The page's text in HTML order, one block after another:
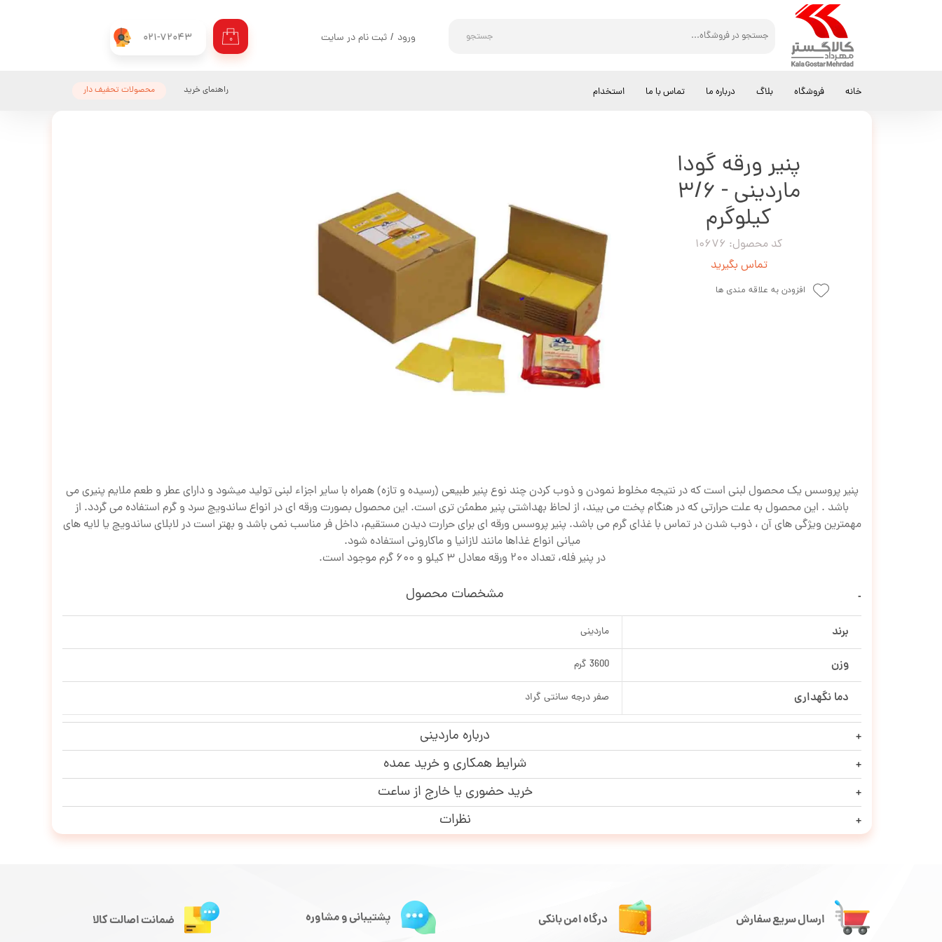
021-72043 جستجو ۰ ورود / ثبت نام در سایت
خانه فروشگاه بلاگ درباره ما تماس با ما استخدام محصولات تحفیف دار راهنمای خرید کالاگستر مهرداد پنیر ورقه پنیر ورقه گودا ماردینی - 3/6 کیلوگرم
پنیر ورقه گودا
ماردینی - 3/6
کیلوگرم
کد محصول: 10676
تماس بگیرید
افزودن به علاقه مندی ها
پنیر پروسس یك محصول لبنی است که در نتیجه مخلوط نمودن و ذوب کردن چند نوع پنیر طبیعی (رسیده و تازه) همراه با سایر اجزاء لبنی تولید میشود و دارای عطر و طعم ملایم پنیری می
باشد . این محصول به علت حرارتی که در هنگام پخت می بیند، از لحاظ بهداشتی پنیر مطمئن تری است. این محصول بصورت ورقه ای در انواع ساندویچ سرد و گرم استفاده می گردد. از
مهمترین ویژگی های آن ، ذوب شدن در تماس با غذای گرم می باشد. پنیر پروسس ورقه ای برای حرارت دیدن مستقیم، داخل فر مناسب نمی باشد و بهتر است در لابلای ساندویچ یا لایه های
میانی انواع غذاها مانند لازانیا و ماکارونی استفاده شود.
در پنیر فله، تعداد 200 ورقه معادل 3 کیلو و 600 گرم موجود است.
مشخصات محصول
برند ماردینی
وزن 3600 گرم
دما نگهداری صفر درجه سانتی گراد
درباره ماردینی
شرایط همکاری و خرید عمده
خرید حضوری یا خارج از ساعت
نظرات
ارسال سریع سفارش درگاه امن بانکی پشتیبانی و مشاوره ضمانت اصالت کالا